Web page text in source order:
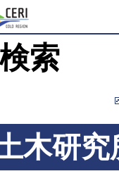
索
木研究